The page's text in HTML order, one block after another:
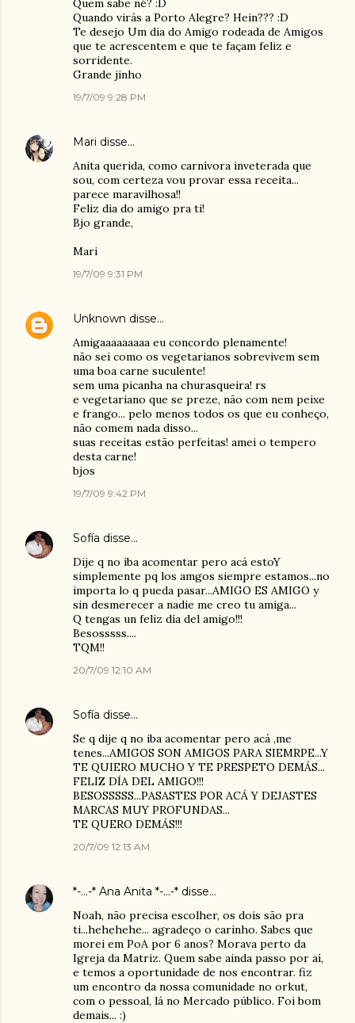
Quem sabe né? :D
Quando virás a Porto Alegre? Hein??? :D
Te desejo Um dia do Amigo rodeada de Amigos
que te acrescentem e que te façam feliz e
sorridente.
Grande jinho
19/7/09 9:28 PM
Mari disse…
Anita querida, como carnívora inveterada que
sou, com certeza vou provar essa receita...
parece maravilhosa!!
Feliz dia do amigo pra ti!
Bjo grande,
Mari
19/7/09 9:31 PM
Unknown disse…
Amigaaaaaaaaa eu concordo plenamente!
não sei como os vegetarianos sobrevivem sem
uma boa carne suculente!
sem uma picanha na churasqueira! rs
e vegetariano que se preze, não com nem peixe
e frango... pelo menos todos os que eu conheço,
não comem nada disso...
suas receitas estão perfeitas! amei o tempero
desta carne!
bjos
19/7/09 9:42 PM
Sofía disse…
Dije q no iba acomentar pero acá estoY
simplemente pq los amgos siempre estamos...no
importa lo q pueda pasar...AMIGO ES AMIGO y
sin desmerecer a nadie me creo tu amiga...
Q tengas un feliz día del amigo!!!
Besosssss....
TQM!!
20/7/09 12:10 AM
Sofía disse…
Se q dije q no iba acomentar pero acá ,me
tenes...AMIGOS SON AMIGOS PARA SIEMRPE...Y
TE QUIERO MUCHO Y TE PRESPETO DEMÁS...
FELIZ DÍA DEL AMIGO!!!
BESOSSSSS...PASASTES POR ACÁ Y DEJASTES
MARCAS MUY PROFUNDAS...
TE QUERO DEMÁS!!!
20/7/09 12:13 AM
*-...-* Ana Anita *-...-* disse…
Noah, não precisa escolher, os dois são pra
ti...hehehehe... agradeço o carinho. Sabes que
morei em PoA por 6 anos? Morava perto da
Igreja da Matriz. Quem sabe ainda passo por aí,
e temos a oportunidade de nos encontrar. fiz
um encontro da nossa comunidade no orkut,
com o pessoal, lá no Mercado público. Foi bom
demais... :)